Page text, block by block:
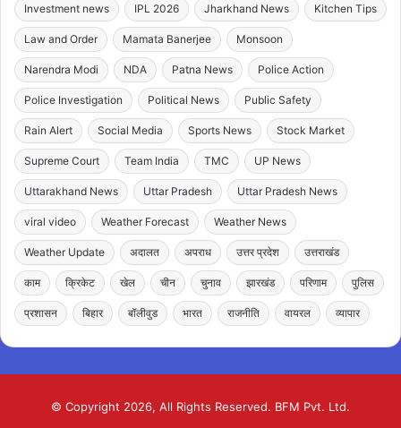
Investment news IPL 2026 Jharkhand News Kitchen Tips
Law and Order Mamata Banerjee Monsoon
Narendra Modi NDA Patna News Police Action
Police Investigation Political News Public Safety
Rain Alert Social Media Sports News Stock Market
Supreme Court Team India TMC UP News
Uttarakhand News Uttar Pradesh Uttar Pradesh News
viral video Weather Forecast Weather News
Weather Update अदालत अपराध उत्तर प्रदेश उत्तराखंड
काम क्रिकेट खेल चीन चुनाव झारखंड परिणाम पुलिस
प्रशासन बिहार बॉलीवुड भारत राजनीति वायरल व्यापार
© Copyright 2026, All Rights Reserved. BFM Pvt. Ltd.